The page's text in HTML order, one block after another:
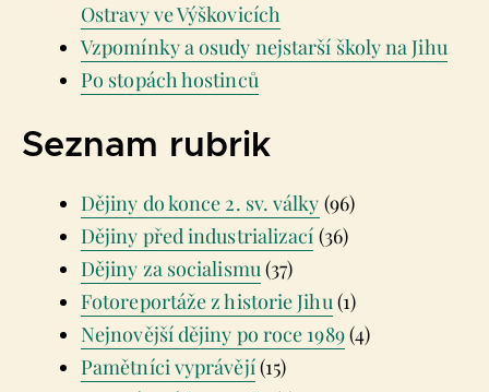
Ostravy ve Výškovicích
Vzpomínky a osudy nejstarší školy na Jihu
Po stopách hostinců
Seznam rubrik
Dějiny do konce 2. sv. války (96)
Dějiny před industrializací (36)
Dějiny za socialismu(37)
Fotoreportáže z historie Jihu(1)
Nejnovější dějiny po roce 1989(4)
Pamětníci vyprávějí(15)